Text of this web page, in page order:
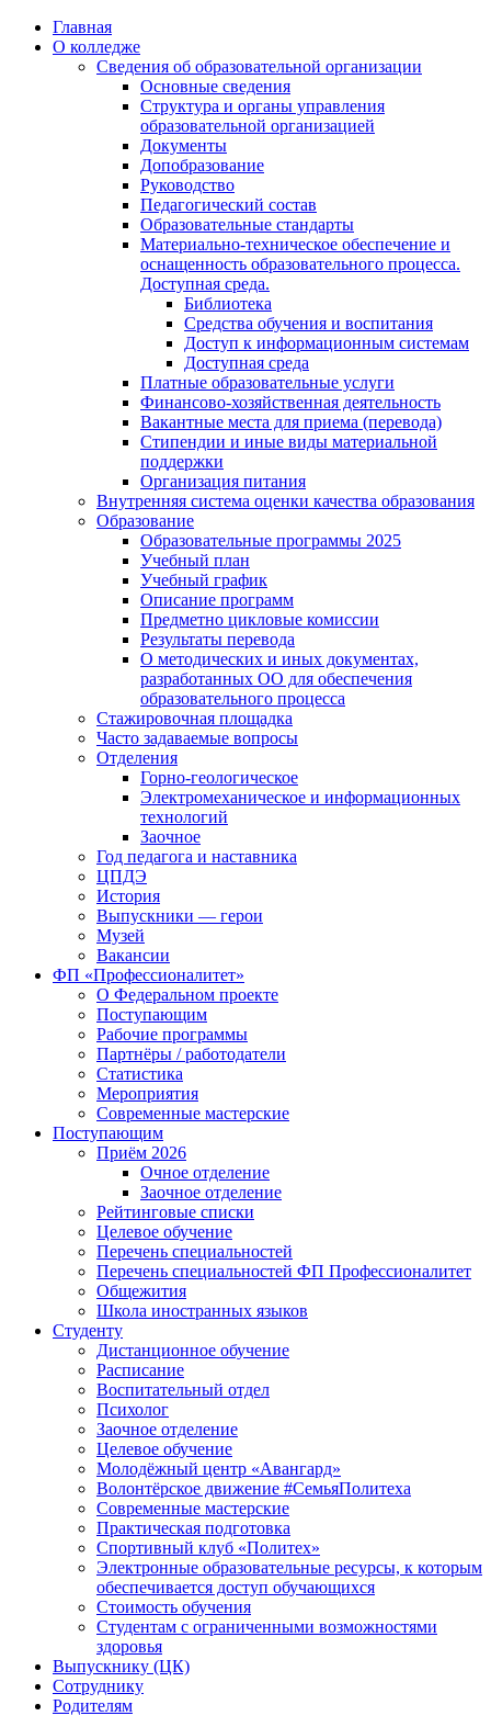
Перейти
содержимому
Главная
О колледже
Сведения об образовательной организации
Основные сведения
Структура и органы управления
образовательной организацией
Документы
Допобразование
Руководство
Педагогический состав
Образовательные стандарты
Материально-техническое обеспечение и
оснащенность образовательного процесса.
Доступная среда.
Библиотека
Средства обучения и воспитания
Доступ к информационным системам
Доступная среда
Платные образовательные услуги
Финансово-хозяйственная деятельность
Вакантные места для приема (перевода)
Стипендии и иные виды материальной
поддержки
Организация питания
Внутренняя система оценки качества образования
Образование
Образовательные программы 2025
Учебный план
Учебный график
Описание программ
Предметно цикловые комиссии
Результаты перевода
О методических и иных документах,
разработанных ОО для обеспечения
образовательного процесса
Стажировочная площадка
Часто задаваемые вопросы
Отделения
Горно-геологическое
Электромеханическое и информационных
технологий
Заочное
Год педагога и наставника
ЦПДЭ
История
Выпускники — герои
Музей
Вакансии
ФП «Профессионалитет»
О Федеральном проекте
Поступающим
Рабочие программы
Партнёры / работодатели
Статистика
Мероприятия
Современные мастерские
Поступающим
Приём 2026
Очное отделение
Заочное отделение
Рейтинговые списки
Целевое обучение
Перечень специальностей
Перечень специальностей ФП Профессионалитет
Общежития
Школа иностранных языков
Студенту
Дистанционное обучение
Расписание
Воспитательный отдел
Психолог
Заочное отделение
Целевое обучение
Молодёжный центр «Авангард»
Волонтёрское движение #СемьяПолитеха
Современные мастерские
Практическая подготовка
Спортивный клуб «Политех»
Электронные образовательные ресурсы, к которым
обеспечивается доступ обучающихся
Стоимость обучения
Студентам с ограниченными возможностями
здоровья
Выпускнику (ЦК)
Сотруднику
Родителям